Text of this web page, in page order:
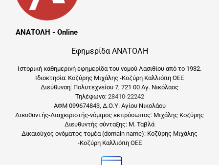
ΑΝΑΤΟΛΗ - Online
Εφημερίδα ΑΝΑΤΟΛΗ
Ιστορική καθημερινή εφημερίδα του νομού Λασιθίου από το 1932.
Ιδιοκτησία: Κοζύρης Μιχάλης -Κοζύρη Καλλιόπη ΟΕΕ
Διεύθυνση: Πολυτεχνείου 7, 721 00 Αγ. Νικόλαος
Τηλέφωνο: 28410-22242
ΑΦΜ 099674843, Δ.Ο.Υ. Αγίου Νικολάου
Διευθυντής-Διαχειριστής-νόμιμος εκπρόσωπος: Μιχάλης Κοζύρης
Διευθυντής σύνταξης: Μ. Ταβλά
Δικαιούχος ονόματος τομέα (domain name): Κοζύρης Μιχάλης
-Κοζύρη Καλλιόπη ΟΕΕ